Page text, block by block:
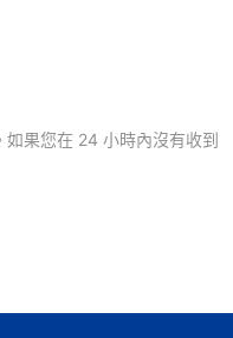
果您在 24 小時內沒有收到